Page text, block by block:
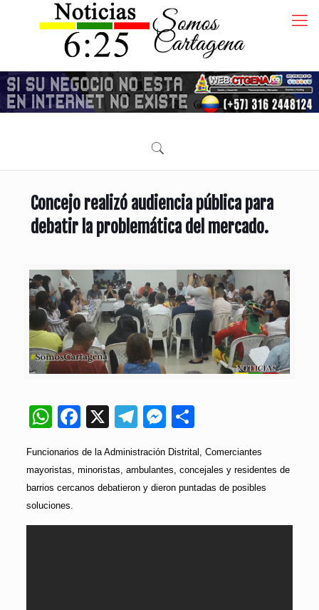
Concejo realizó audiencia pública para
debatir la problemática del mercado.
WhatsApp
Facebook
X Telegram
Messenger
Funcionarios de la Administración Distrital, Comerciantes
mayoristas, minoristas, ambulantes, concejales y residentes de
barrios cercanos debatieron y dieron puntadas de posibles
soluciones.